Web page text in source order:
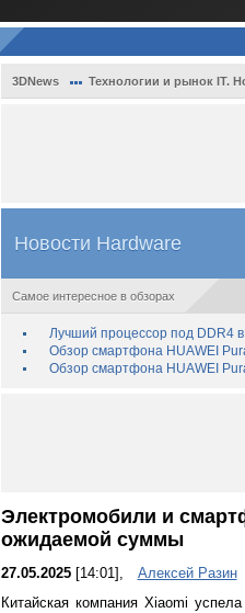
3DNews Технологии и рынок IT.
Новости Hardware
Самое интересное в обзорах
Лучший процессор под DDR4
Обзор смартфона HUAWEI
Обзор смартфона HUAWEI
Электромобили и
ожидаемой суммы
27.05.2025[14:01],
Алексей Разин
Китайская компания Xiaomi